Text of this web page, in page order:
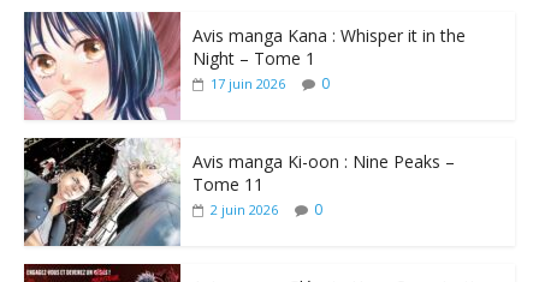
Avis manga Kana : Whisper it in the
Night – Tome 1
17 juin 2026 0
Avis manga Ki-oon : Nine Peaks –
Tome 11
2 juin 2026 0